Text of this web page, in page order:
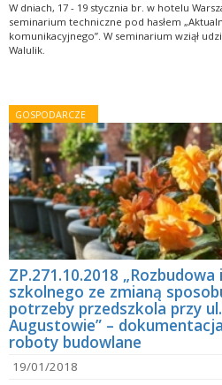
W dniach, 17 - 19 stycznia br. w hotelu
seminarium techniczne pod hasłem
komunikacyjnego”. W seminarium wziął
Walulik.
GOSPODARCZE
ZP.271.10.2018
szkolnego ze zmianą
potrzeby przedszkola przy
Augustowie” –
roboty budowlane
19/01/2018